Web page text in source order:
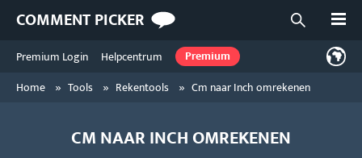
COMMENT PICKER Open
Premium Login Helpcentrum Premium
Home » Tools » Rekentools » Cm naar Inch omrekenen
CM NAAR INCH OMREKENEN